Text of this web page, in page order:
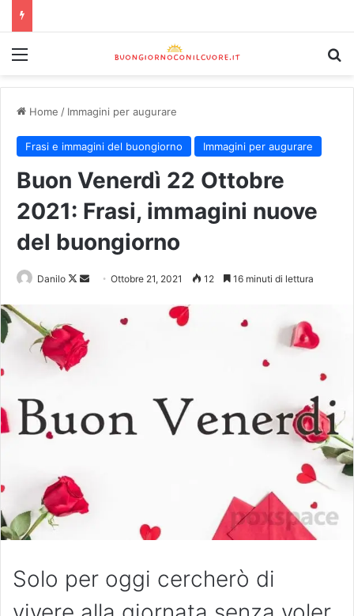
Home / Immagini per augurare
Frasi e immagini del buongiorno Immagini per augurare
Buon Venerdì 22 Ottobre
2021: Frasi, immagini nuove
del buongiorno
Danilo Ottobre 21, 2021 12 16 minuti di lettura
Solo per oggi cercherò di